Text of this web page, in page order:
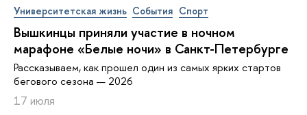
Университетская жизнь События Спорт
Вышкинцы приняли участие в ночном
марафоне «Белые ночи» в Санкт-Петербурге
Рассказываем, как прошел один из самых ярких стартов
бегового сезона — 2026
17 июля